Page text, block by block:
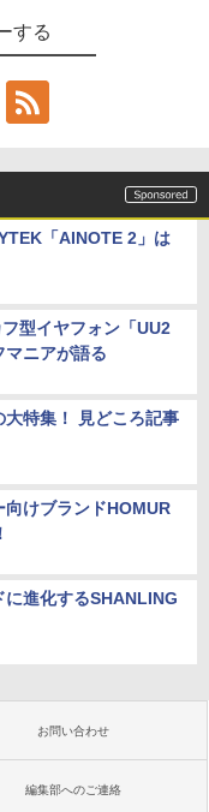
する
「AINOTE 2」は
型イヤフォン「UU2
マニアが語る
大特集！ 見どころ記事
向けブランドHOMUR
進化するSHANLING
お問い合わせ
編集部へのご連絡